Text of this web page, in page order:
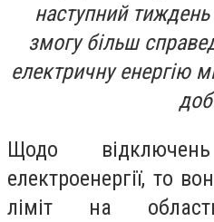
наступний
змогу більш
електричну енергію
Щодо
електроенергії, то
ліміт на